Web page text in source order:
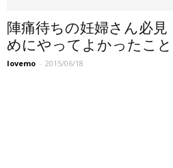
陣痛待ちの妊婦さん必見
めにやってよかったこと
lovemo - 2015/06/18